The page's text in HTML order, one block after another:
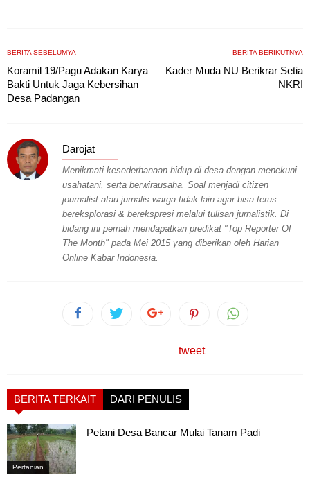
BERITA SEBELUMYA
Koramil 19/Pagu Adakan Karya
Bakti Untuk Jaga Kebersihan
Desa Padangan
BERITA BERIKUTNYA
Kader Muda NU Berikrar Setia
NKRI
Darojat
Menikmati kesederhanaan hidup di desa dengan menekuni
usahatani, serta berwirausaha. Soal menjadi citizen
journalist atau jurnalis warga tidak lain agar bisa terus
bereksplorasi & berekspresi melalui tulisan jurnalistik. Di
bidang ini pernah mendapatkan predikat "Top Reporter Of
The Month" pada Mei 2015 yang diberikan oleh Harian
Online Kabar Indonesia.
tweet
BERITA TERKAIT DARI PENULIS
Pertanian
Petani Desa Bancar Mulai Tanam Padi